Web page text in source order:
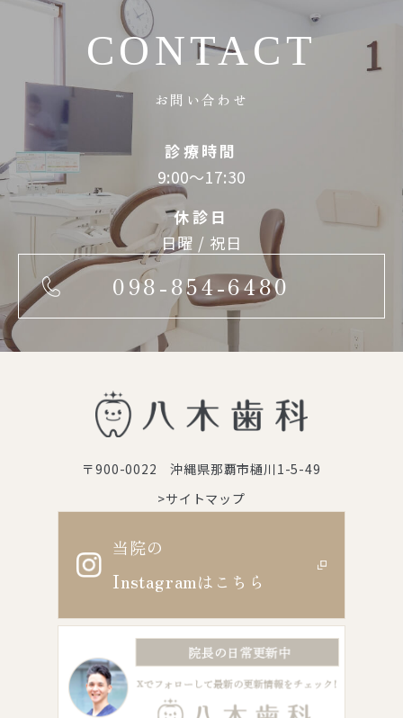
CONTACT
お問い合わせ
診療時間
9:00～17:30
休診日
日曜 / 祝日
098-854-6480
〒900-0022 沖縄県那覇市樋川1-5-49
>サイトマップ
当院の
Instagramはこちら